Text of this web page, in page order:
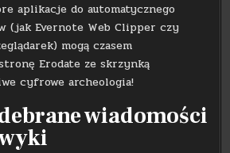
aplikacje do automatycznego
(jak Evernote Web Clipper czy
mogą czasem
Erodate ze skrzynką
cyfrowe archeologia!
wiadomości